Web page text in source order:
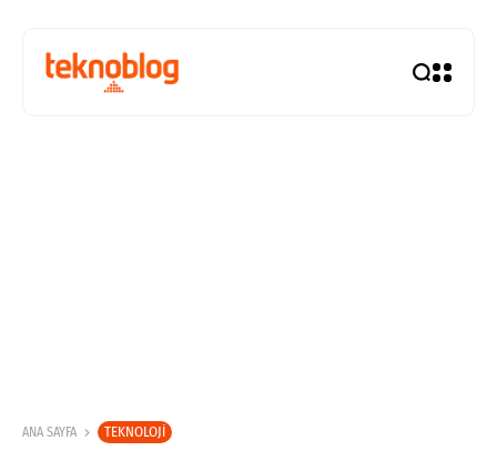
ANA SAYFA TEKNOLOJI